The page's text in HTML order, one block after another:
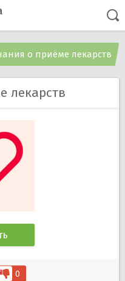
о приёме лекарств
лекарств
0